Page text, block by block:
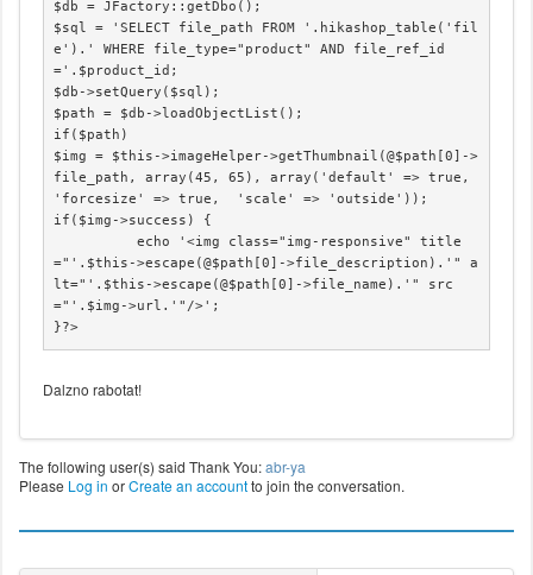
$db = JFactory::getDbo();
$sql = 'SELECT file_path FROM '.hikashop_table('fil
e').' WHERE file_type="product" AND file_ref_id
='.$product_id;
$db->setQuery($sql);
$path = $db->loadObjectList();
if($path)
$img = $this->imageHelper->getThumbnail(@$path[0]->
file_path, array(45, 65), array('default' => true,
'forcesize' => true,  'scale' => 'outside'));
if($img->success) {
="'.$this->escape(@$path[0]->file_description).'" a
lt="'.$this->escape(@$path[0]->file_name).'" src
="'.$img->url.'"/>';
}?>
Dalzno rabotat!
The following user(s) said Thank You:abr-ya
Please Log in orCreate an accountto join the conversation.